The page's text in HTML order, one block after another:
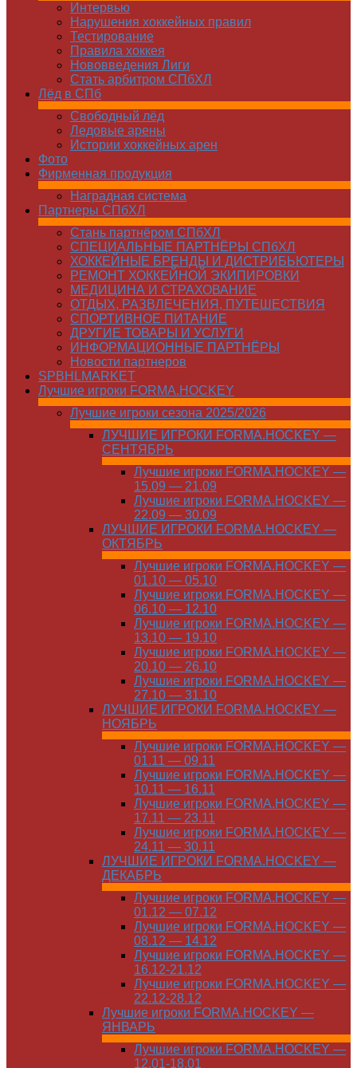
Интервью
Нарушения хоккейных правил
Тестирование
Правила хоккея
Нововведения Лиги
Стать арбитром СПбХЛ
Лёд в СПб
Свободный лёд
Ледовые арены
Истории хоккейных арен
Фото
Фирменная продукция
Наградная система
Партнеры СПбХЛ
Стань партнёром СПбХЛ
СПЕЦИАЛЬНЫЕ ПАРТНЁРЫ СПбХЛ
ХОККЕЙНЫЕ БРЕНДЫ И ДИСТРИБЬЮТЕРЫ
РЕМОНТ ХОККЕЙНОЙ ЭКИПИРОВКИ
МЕДИЦИНА И СТРАХОВАНИЕ
ОТДЫХ, РАЗВЛЕЧЕНИЯ, ПУТЕШЕСТВИЯ
СПОРТИВНОЕ ПИТАНИЕ
ДРУГИЕ ТОВАРЫ И УСЛУГИ
ИНФОРМАЦИОННЫЕ ПАРТНЁРЫ
Новости партнеров
SPBHLMARKET
Лучшие игроки FORMA.HOCKEY
Лучшие игроки сезона 2025/2026
ЛУЧШИЕ ИГРОКИ FORMA.HOCKEY —
СЕНТЯБРЬ
Лучшие игроки FORMA.HOCKEY —
15.09 — 21.09
Лучшие игроки FORMA.HOCKEY —
22.09 — 30.09
ЛУЧШИЕ ИГРОКИ FORMA.HOCKEY —
ОКТЯБРЬ
Лучшие игроки FORMA.HOCKEY —
01.10 — 05.10
Лучшие игроки FORMA.HOCKEY —
06.10 — 12.10
Лучшие игроки FORMA.HOCKEY —
13.10 — 19.10
Лучшие игроки FORMA.HOCKEY —
20.10 — 26.10
Лучшие игроки FORMA.HOCKEY —
27.10 — 31.10
ЛУЧШИЕ ИГРОКИ FORMA.HOCKEY —
НОЯБРЬ
Лучшие игроки FORMA.HOCKEY —
01.11 — 09.11
Лучшие игроки FORMA.HOCKEY —
10.11 — 16.11
Лучшие игроки FORMA.HOCKEY —
17.11 — 23.11
Лучшие игроки FORMA.HOCKEY —
24.11 — 30.11
ЛУЧШИЕ ИГРОКИ FORMA.HOCKEY —
ДЕКАБРЬ
Лучшие игроки FORMA.HOCKEY —
01.12 — 07.12
Лучшие игроки FORMA.HOCKEY —
08.12 — 14.12
Лучшие игроки FORMA.HOCKEY —
16.12-21.12
Лучшие игроки FORMA.HOCKEY —
22.12-28.12
Лучшие игроки FORMA.HOCKEY —
ЯНВАРЬ
Лучшие игроки FORMA.HOCKEY —
12.01-18.01